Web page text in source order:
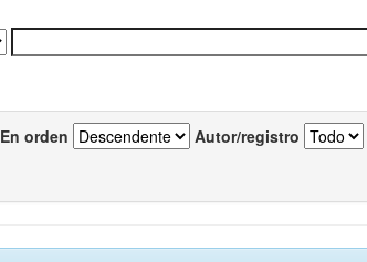
En orden Autor/registro